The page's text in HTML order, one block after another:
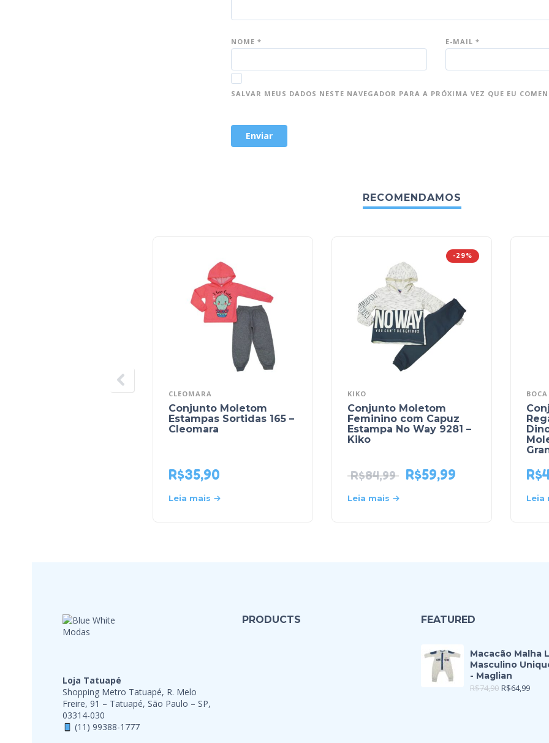
NOME * E-MAIL *
SALVAR MEUS DADOS NESTE NAVEGADOR PARA A PRÓXIMA VEZ QUE EU
RECOMENDAMOS
CLEOMARA
Conjunto Moletom
Estampas Sortidas 165 –
Cleomara
R$35,90
Leia mais
-29%
KIKO
Conjunto Moletom
Feminino com Capuz
Estampa No Way 9281 –
Kiko
R$84,99 R$59,99
Leia mais
R$
Leia
Loja Tatuapé
Shopping Metro Tatuapé, R. Melo
Freire, 91 – Tatuapé, São Paulo – SP,
03314-030
(11) 99388-1777
PRODUCTS FEATURED
Macacão Malha
Masculino
- Maglian
R$74,90 R$64,99